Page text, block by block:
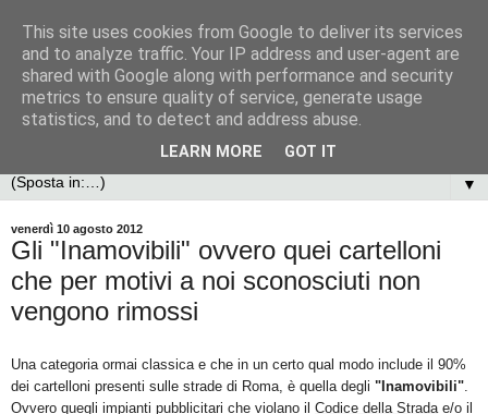
▼
venerdì 10 agosto 2012
Gli "Inamovibili" ovvero quei cartelloni
che per motivi a noi sconosciuti non
vengono rimossi
Una categoria ormai classica e che in un certo qual modo include il 90%
dei cartelloni presenti sulle strade di Roma, è quella degli "Inamovibili"
Ovvero quegli impianti pubblicitari che violano il Codice della Strada e/o il
This site uses cookies from Google to deliver its services
and to analyze traffic. Your IP address and user-agent are
shared with Google along with performance and security
metrics to ensure quality of service, generate usage
statistics, and to detect and address abuse.
LEARN MORE GOT IT